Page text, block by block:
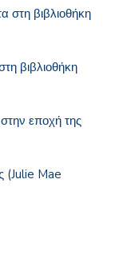
στη βιβλιοθήκη
βιβλιοθήκη
εποχή της
(Julie Mae